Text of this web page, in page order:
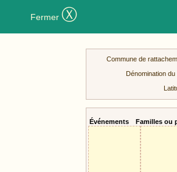
Fermer Ⓧ
Commune de
Dénomination du
Événements Familles ou